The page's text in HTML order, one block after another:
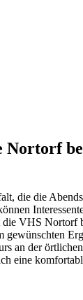
Nortorf
die die
VHS Nortorf
gewünschten
an der
eine